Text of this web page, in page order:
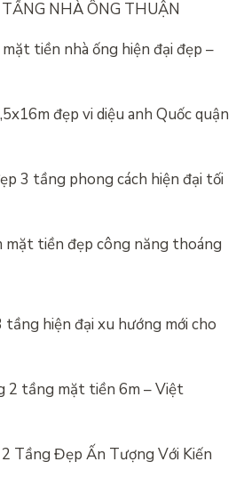
NHÀ ÔNG THUẬN
tiền nhà ống hiện đại đẹp –
đẹp vi diệu anh Quốc quận
3 tầng phong cách hiện đại tối
mặt tiền đẹp công năng thoáng
hiện đại xu hướng mới cho
2 tầng mặt tiền 6m – Việt
Tầng Đẹp Ấn Tượng Với Kiến